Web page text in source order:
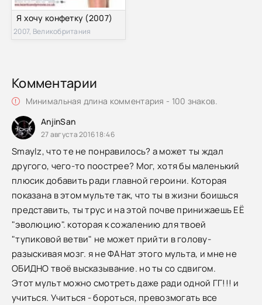
Я хочу конфетку (2007)
2007, Великобритания
Комментарии
Минимальная длина комментария - 100 знаков.
AnjinSan
27 августа 2016 18:46
Smaylz, что те не понравилось? а может ты ждал
другого, чего-то поострее? Мог, хотя бы маленький
плюсик добавить ради главной героини. Которая
показана в этом мульте так, что ты в жизни боишься
представить, ты трус и на этой почве принижаешь ЕЁ
"эволюцию". которая к сожалению для твоей
"тупиковой ветви" не может прийти в голову-
разыскивая мозг. я не ФАНат этого мульта, и мне не
ОБИДНО твоё высказывание. но ты со сдвигом.
Этот мульт можно смотреть даже ради одной ГГ!!! и
учиться. Учиться - бороться, превозмогать все